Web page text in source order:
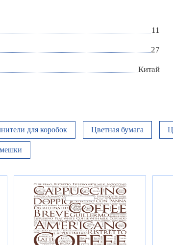
11
27
Китай
для коробок Цветная бумага